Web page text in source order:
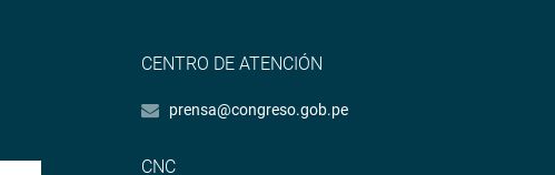
CENTRO DE ATENCIÓN
prensa@congreso.gob.pe
CNC